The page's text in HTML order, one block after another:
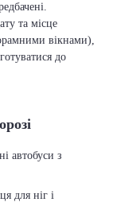
та місце
вікнами),
до
автобуси з
для ніг і